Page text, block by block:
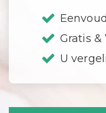
Gratis
U